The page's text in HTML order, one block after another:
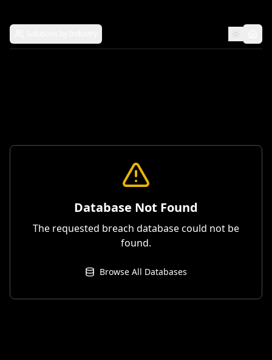
Database Not Found
The requested breach database could not be
found.
Browse All Databases